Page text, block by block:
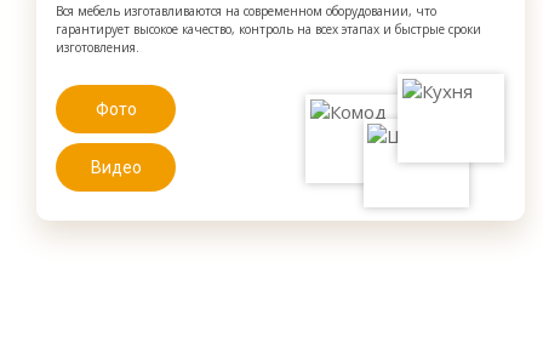
Вся мебель изготавливаются на современном оборудовании, что
гарантирует высокое качество, контроль на всех этапах и быстрые сроки
изготовления.
Фото
Видео